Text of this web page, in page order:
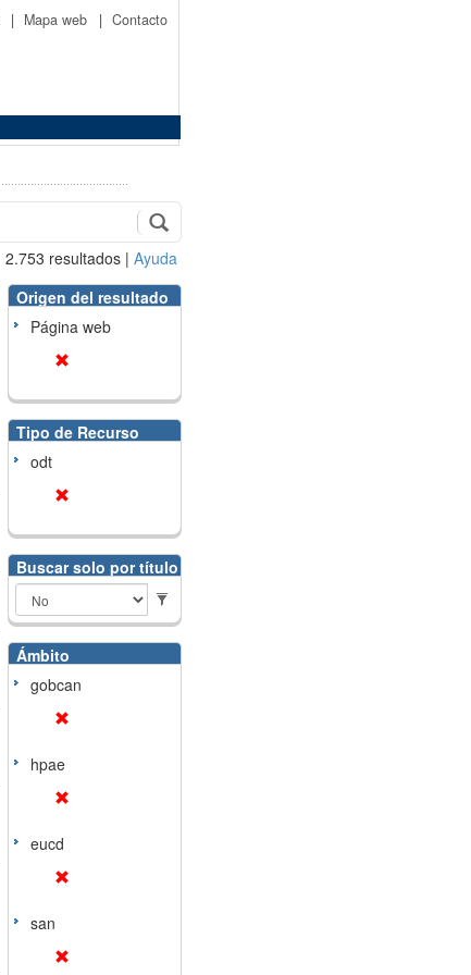
| Mapa web | Contacto
2.753 resultados | Ayuda
Origen del resultado
Página web
Tipo de Recurso
odt
Buscar solo por título
Ámbito
gobcan
hpae
eucd
san